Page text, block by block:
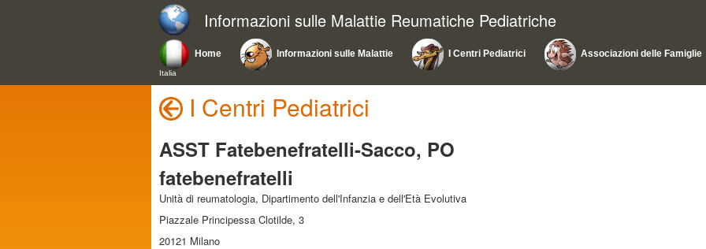
Informazioni sulle Malattie Reumatiche Pediatriche
Home
Italia
Informazioni sulle Malattie I Centri Pediatrici Associazioni delle Famiglie
I Centri Pediatrici
ASST Fatebenefratelli-Sacco, PO
fatebenefratelli
Unità di reumatologia, Dipartimento dell'Infanzia e dell'Età Evolutiva
Piazzale Principessa Clotilde, 3
20121 Milano